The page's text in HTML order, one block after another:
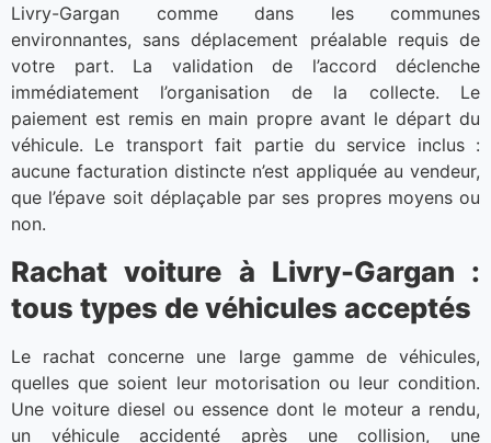
Livry-Gargan comme dans les communes
environnantes, sans déplacement préalable requis de
votre part. La validation de l’accord déclenche
immédiatement l’organisation de la collecte. Le
paiement est remis en main propre avant le départ du
véhicule. Le transport fait partie du service inclus :
aucune facturation distincte n’est appliquée au vendeur,
que l’épave soit déplaçable par ses propres moyens ou
non.
Rachat voiture à Livry-Gargan :
tous types de véhicules acceptés
Le rachat concerne une large gamme de véhicules,
quelles que soient leur motorisation ou leur condition.
Une voiture diesel ou essence dont le moteur a rendu,
un véhicule accidenté après une collision, une